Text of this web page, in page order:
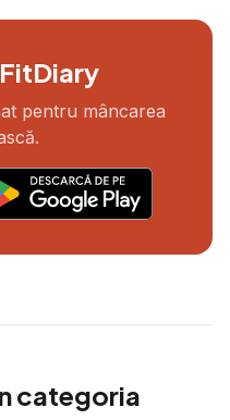
pentru mâncarea
categoria